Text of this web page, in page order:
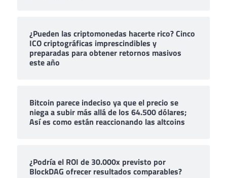
¿Pueden las criptomonedas hacerte rico? Cinco
ICO criptográficas imprescindibles y
preparadas para obtener retornos masivos
este año
Bitcoin parece indeciso ya que el precio se
niega a subir más allá de los 64.500 dólares;
Así es como están reaccionando las altcoins
¿Podría el ROI de 30.000x previsto por
BlockDAG ofrecer resultados comparables?